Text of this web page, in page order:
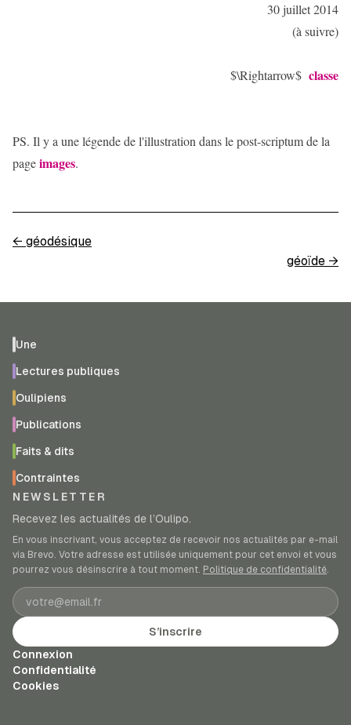
30 juillet 2014
(à suivre)
$\Rightarrow$ classe
PS. Il y a une légende de l'illustration dans le post-scriptum de la
pageimages.
← géodésique
géoïde →
Une
Lectures publiques
Oulipiens
Publications
Faits & dits
Contraintes
NEWSLETTER
Recevez les actualités de l’Oulipo.
En vous inscrivant, vous acceptez de recevoir nos actualités par e-mail
via Brevo. Votre adresse est utilisée uniquement pour cet envoi et vous
pourrez vous désinscrire à tout moment. Politique de confidentialité.
Adresse e-mail
S’inscrire
Connexion
Confidentialité
Cookies